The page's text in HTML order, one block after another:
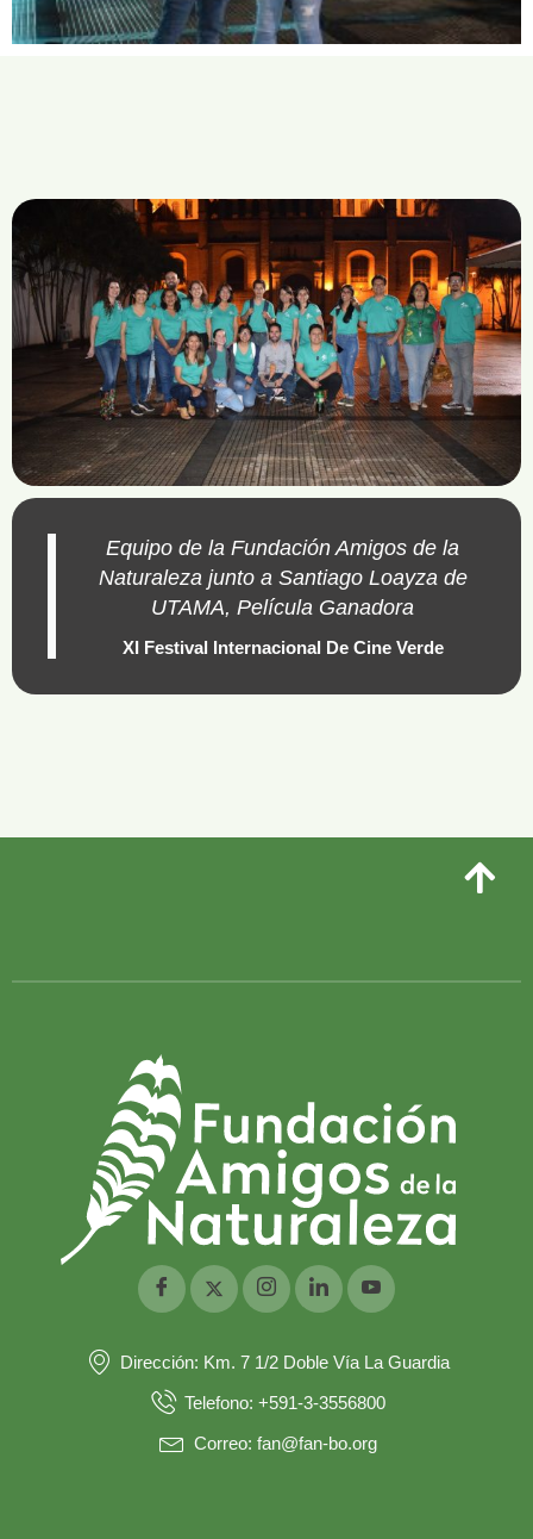
Equipo de la Fundación Amigos de la
Naturaleza junto a Santiago Loayza de
UTAMA, Película Ganadora
XI Festival Internacional De Cine Verde
Dirección: Km. 7 1/2 Doble Vía La Guardia
Telefono: +591-3-3556800
Correo: fan@fan-bo.org